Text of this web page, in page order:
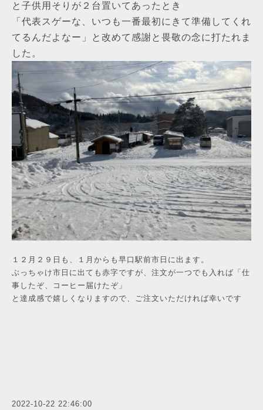
と子供用そりが２台置いてあったとき
「代表スゲーな、いつも一番最初にきて準備してくれ
てるんだよなー」と改めて感謝と畏敬の念に打たれま
した。
１２月２９日も、１月からも早口駅前市日に出ます。
ぶっちゃけ市日に出ても赤字ですが、注文が一つでも入れば「仕
事したぞ、コーヒー届けたぞ」
と達成感で嬉しくなりますので、ご注文いただければ幸いです
2022-10-22 22:46:00